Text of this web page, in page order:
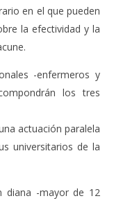
en el que pueden
la efectividad y la
-enfermeros y
los tres
actuación paralela
universitarios de la
diana -mayor de 12